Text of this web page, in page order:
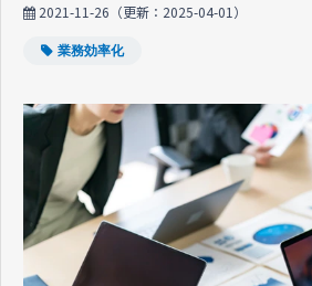
セミナー・イベント情
2021-11-26 （更新： 2025-04-01 ）
業務効率化